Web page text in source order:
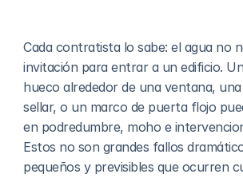
Cada contratista lo sabe: el agua no
invitación para entrar a un edificio.
hueco alrededor de una ventana, una
sellar, o un marco de puerta flojo
en podredumbre, moho e
Estos no son grandes fallos
pequeños y previsibles que ocurren